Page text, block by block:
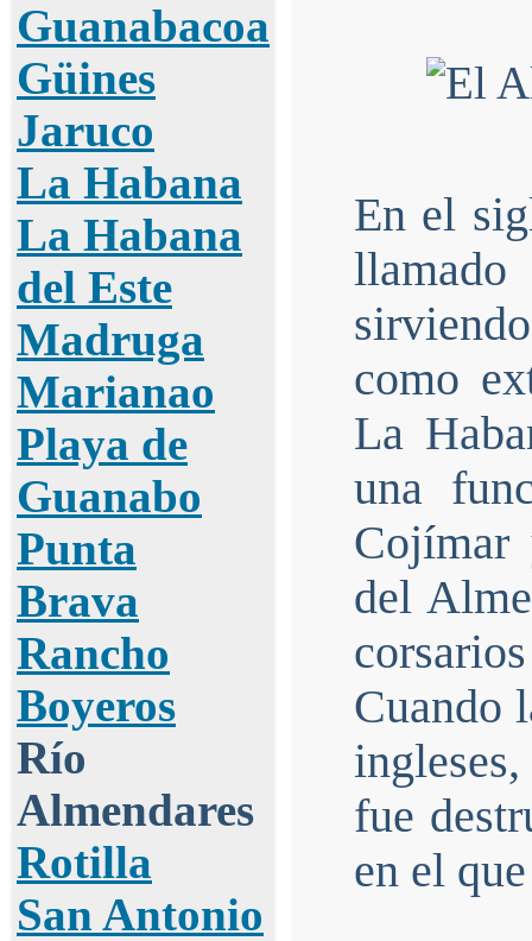
Guanabacoa
Güines
Jaruco
La Habana
La Habana
del Este
Madruga
Marianao
Playa de
Guanabo
Punta
Brava
Rancho
Boyeros
Río
Almendares
Rotilla
San Antonio
En el
llamado
como
La
una
Cojímar
del
Cuando
fue
en el